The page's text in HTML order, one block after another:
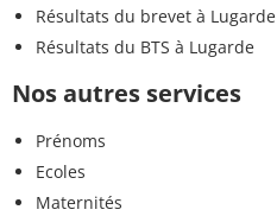
Résultats du brevet à Lugarde
Résultats du BTS à Lugarde
Nos autres services
Prénoms
Ecoles
Maternités